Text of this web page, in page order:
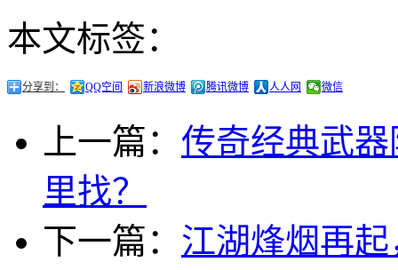
本文标签：
分享到： QQ空间 新浪微博 腾讯微博 人人网 微信
上一篇： 传奇经典武
里找？
下一篇： 江湖烽烟再